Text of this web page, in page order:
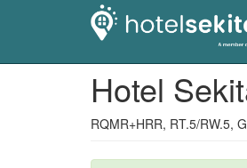
Hotel
RQMR+HRR, RT.5/RW.5,